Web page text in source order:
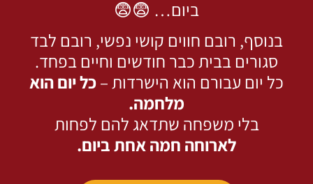
ביום… 😨😨
בנוסף, רובם חווים קושי נפשי, רובם לבד
סגורים בבית כבר חודשים וחיים בפחד.
כל יום עבורם הוא הישרדות –כל יום הוא
מלחמה.
בלי משפחה שתדאג להם לפחות
לארוחה חמה אחת ביום.